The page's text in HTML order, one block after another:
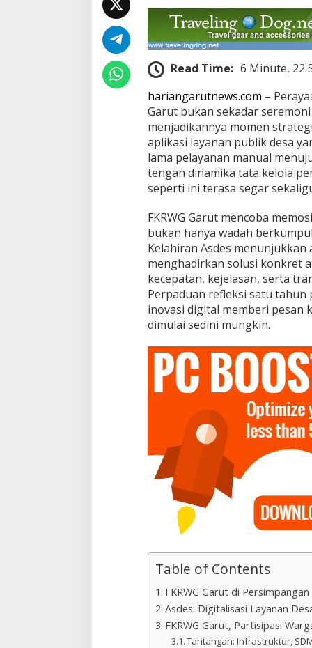
Read Time: 6 Minute, 22
hariangarutnews.com –
Garut bukan sekadar
menjadikannya momen
aplikasi layanan publik desa
lama pelayanan manual
tengah dinamika tata kelola
seperti ini terasa segar
FKRWG Garut mencoba
bukan hanya wadah
Kelahiran Asdes
menghadirkan solusi konkret
kecepatan, kejelasan, serta
Perpaduan refleksi satu
inovasi digital memberi pesan
dimulai sedini mungkin.
Table of Contents
FKRWG Garut di
Asdes: Digitalisasi Layanan
FKRWG Garut, Partisipasi
Tantangan: Infrastruktur,